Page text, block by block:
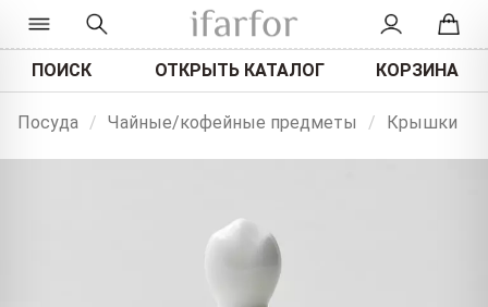
ПОИСК ОТКРЫТЬ КАТАЛОГ КОРЗИНА
Посуда / Чайные/кофейные предметы / Крышки